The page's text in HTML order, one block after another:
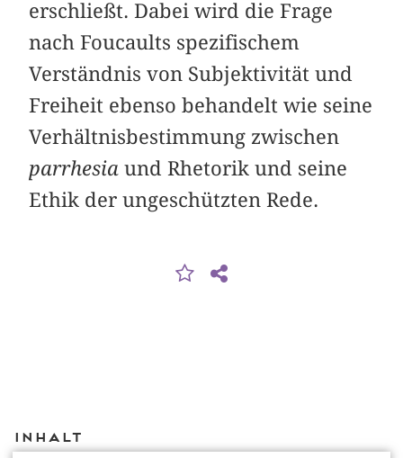
erschließt. Dabei wird die Frage
nach Foucaults spezifischem
Verständnis von Subjektivität und
Freiheit ebenso behandelt wie seine
Verhältnisbestimmung zwischen
parrhesia und Rhetorik und seine
Ethik der ungeschützten Rede.
Inhalt